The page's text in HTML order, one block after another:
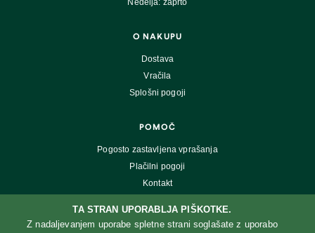
Nedelja: zaprto
O NAKUPU
Dostava
Vračila
Splošni pogoji
POMOČ
Pogosto zastavljena vprašanja
Plačilni pogoji
Kontakt
TA STRAN UPORABLJA PIŠKOTKE.
Z nadaljevanjem uporabe spletne strani soglašate z uporabo